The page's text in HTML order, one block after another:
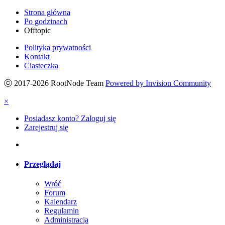
Strona główna
Po godzinach
Offtopic
Polityka prywatności
Kontakt
Ciasteczka
ⓒ 2017-2026 RootNode Team Powered by Invision Community
×
Posiadasz konto? Zaloguj się
Zarejestruj się
Przeglądaj
Wróć
Forum
Kalendarz
Regulamin
Administracja